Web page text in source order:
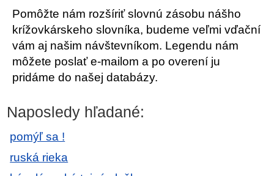
Pomôžte nám rozšíriť slovnú zásobu nášho
krížovkárskeho slovníka, budeme veľmi vďační
vám aj našim návštevníkom. Legendu nám
môžete poslať e-mailom a po overení ju
pridáme do našej databázy.
Naposledy hľadané:
pomýľ sa !
ruská rieka